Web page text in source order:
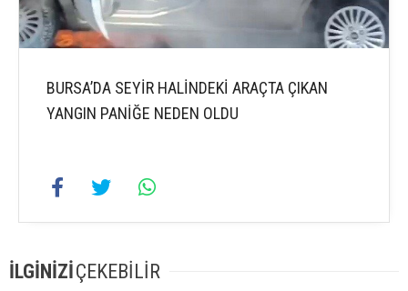
BURSA’DA SEYİR HALİNDEKİ ARAÇTA ÇIKAN
YANGIN PANİĞE NEDEN OLDU
İLGİNİZİÇEKEBİLİR